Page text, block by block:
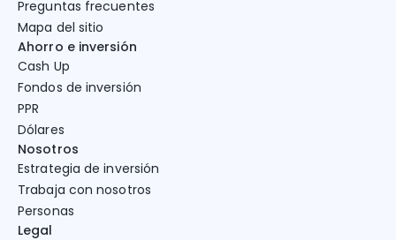
Preguntas frecuentes
Mapa del sitio
Ahorro e inversión
Cash Up
Fondos de inversión
PPR
Dólares
Nosotros
Estrategia de inversión
Trabaja con nosotros
Personas
Legal